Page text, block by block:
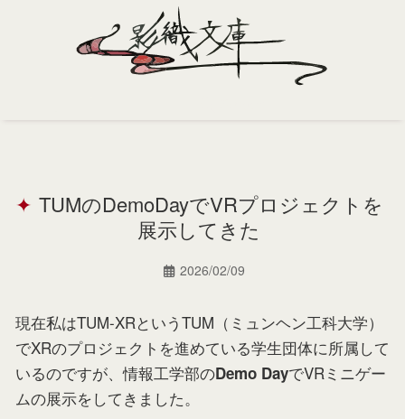
Portfolio
TUMのDemoDayでVRプロジェクトを
展示してきた
2026/02/09
現在私はTUM-XRというTUM（ミュンヘン工科大学）
でXRのプロジェクトを進めている学生団体に所属して
いるのですが、情報工学部のDemo DayでVRミニゲー
ムの展示をしてきました。